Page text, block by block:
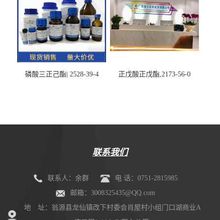
磷酸三正己酯| 2528-39-4 正戊酸正戊酯,2173-56-0
联系我们
联系人：余群
电 话：0751-2815985
邮箱：3008325435@QQ.com
地 址：翁源县龙仙镇改下村委会肖屋村小组门口湖商业A